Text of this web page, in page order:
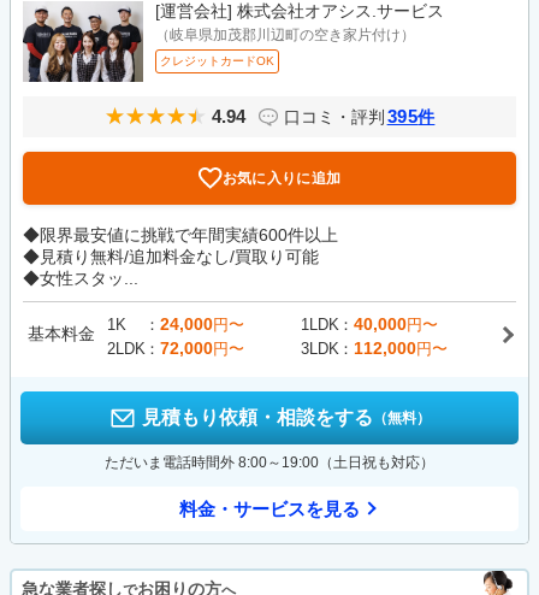
[運営会社] 株式会社オアシス.サービス
（岐阜県加茂郡川辺町の空き家片付け）
クレジットカードOK
4.94 口コミ・評判 395件
お気に入りに追加
◆限界最安値に挑戦で年間実績600件以上
◆見積り無料/追加料金なし/買取り可能
◆女性スタッ...
基本料金 1K 24,000円〜 1LDK 40,000円〜
2LDK
72,000円〜 3LDK 112,000円〜
見積もり依頼・相談をする （無料）
ただいま電話時間外 8:00～19:00（土日祝も対応）
料金・サービスを見る
急な業者探しでお困りの方へ